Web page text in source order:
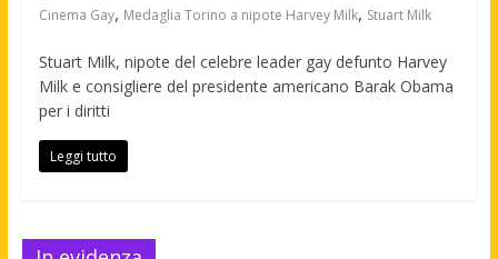
Cinema Gay, Medaglia Torino a nipote Harvey Milk, Stuart Milk
Stuart Milk, nipote del celebre leader gay defunto Harvey
Milk e consigliere del presidente americano Barak Obama
per i diritti
Leggi tutto